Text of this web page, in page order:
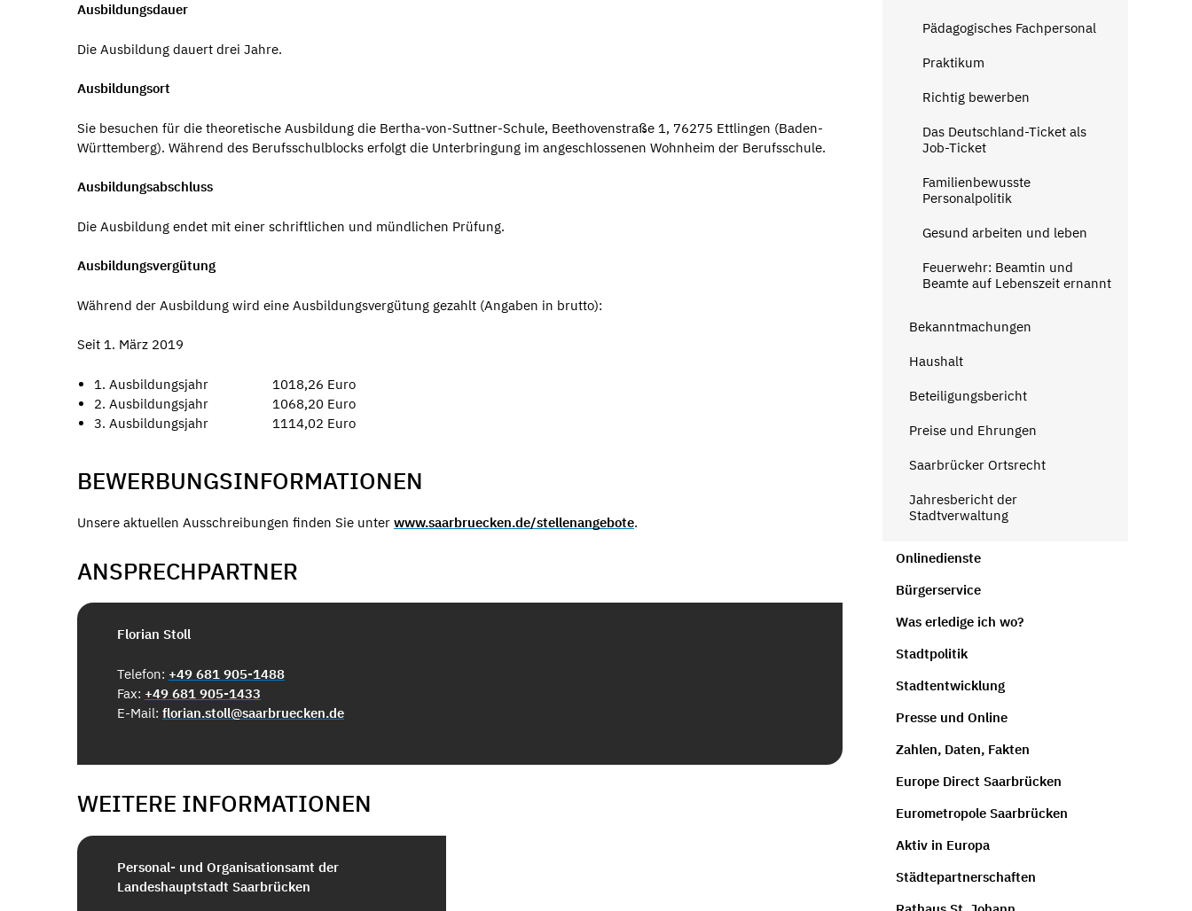
Ausbildungsdauer
Die Ausbildung dauert drei Jahre.
Ausbildungsort
Sie besuchen für die theoretische Ausbildung die Bertha-von-Suttner-Schule, Beethovenstraße 1, 76275 Ettlingen (Baden-
Württemberg). Während des Berufsschulblocks erfolgt die Unterbringung im angeschlossenen Wohnheim der Berufsschule.
Ausbildungsabschluss
Die Ausbildung endet mit einer schriftlichen und mündlichen Prüfung.
Ausbildungsvergütung
Während der Ausbildung wird eine Ausbildungsvergütung gezahlt (Angaben in brutto):
Seit 1. März 2019
1. Ausbildungsjahr 1018,26 Euro
2. Ausbildungsjahr 1068,20 Euro
3. Ausbildungsjahr 1114,02 Euro
BEWERBUNGSINFORMATIONEN
Unsere aktuellen Ausschreibungen finden Sie unter www.saarbruecken.de/stellenangebote.
ANSPRECHPARTNER
Florian Stoll
Telefon: +49 681 905-1488
Fax: +49 681 905-1433
E-Mail: florian.stoll@saarbruecken.de
WEITERE INFORMATIONEN
Personal- und Organisationsamt der
Landeshauptstadt Saarbrücken
Pädagogisches Fachpersonal
Praktikum
Richtig bewerben
Das Deutschland-Ticket als
Job-Ticket
Familienbewusste
Personalpolitik
Gesund arbeiten und leben
Feuerwehr: Beamtin und
Beamte auf Lebenszeit ernannt
Bekanntmachungen
Haushalt
Beteiligungsbericht
Preise und Ehrungen
Saarbrücker Ortsrecht
Jahresbericht der
Stadtverwaltung
Onlinedienste
Bürgerservice
Was erledige ich wo?
Stadtpolitik
Stadtentwicklung
Presse und Online
Zahlen, Daten, Fakten
Europe Direct Saarbrücken
Eurometropole Saarbrücken
Aktiv in Europa
Städtepartnerschaften